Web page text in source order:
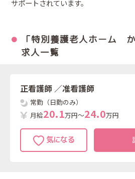
サポートされています。
「特別養護老人ホーム
求人一覧
正看護師 ／准看護師
常勤（日勤のみ）
月給20.1万円～24.0万円